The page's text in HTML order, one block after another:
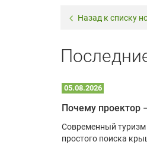
Назад к списку
05.08.2026
Современный
простого поиска